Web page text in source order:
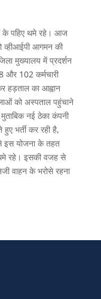
के पहिए थमे रहे। आज
व्हीआईपी आगमन की
मुख्यालय में प्रदर्शन
और 102 कर्मचारी
हड़ताल का आह्वान
को अस्पताल पहुंचाने
नई ठेका कंपनी
भर्ती कर रही है,
इस योजना के तहत
रहे। इसकी वजह से
वाहन के भरोसे रहना